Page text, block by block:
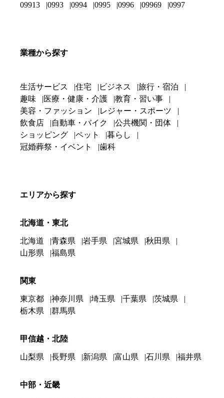
09913
0993 0994 0995 0996 09969 0997
業種から探す
生活サービス 住宅 ビジネス
旅行・宿泊
趣味
医療・健康・介護
教育・習い事
美容・ファッション
レジャー・スポーツ
飲食店
自動車・バイク
公共機関・団体
ショッピング
ペット
暮らし
冠婚葬祭・イベント
歯科
エリアから探す
北海道・東北
北海道 青森県 岩手県 宮城県
秋田県
山形県
福島県
関東
東京都 神奈川県 埼玉県 千葉県
茨城県
栃木県
群馬県
甲信越・北陸
山梨県 長野県 新潟県 富山県 石川県 福井県
中部・近畿